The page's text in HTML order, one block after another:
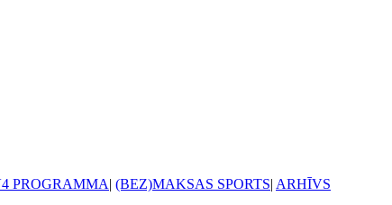
PROGRAMMA| (BEZ)MAKSAS SPORTS| ARHĪVS